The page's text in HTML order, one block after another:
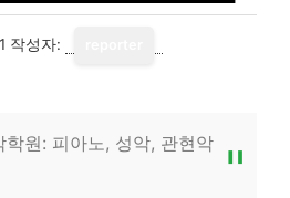
작성자:
원: 피아노, 성악, 관현악